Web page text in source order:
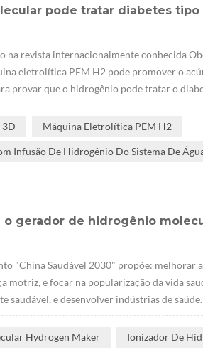
pode tratar diabetes tipo
na revista internacionalmente conhecida
eletrolítica PEM H2 pode promover o
provar que o hidrogênio pode tratar o
3D Máquina Eletrolítica PEM H2
Infusão De Hidrogênio Do Sistema De
o gerador de hidrogênio
"China Saudável 2030" propõe: melhorar
motriz, e focar na popularização da vida
saudável, e desenvolver indústrias de
Hydrogen Maker Ionizador De